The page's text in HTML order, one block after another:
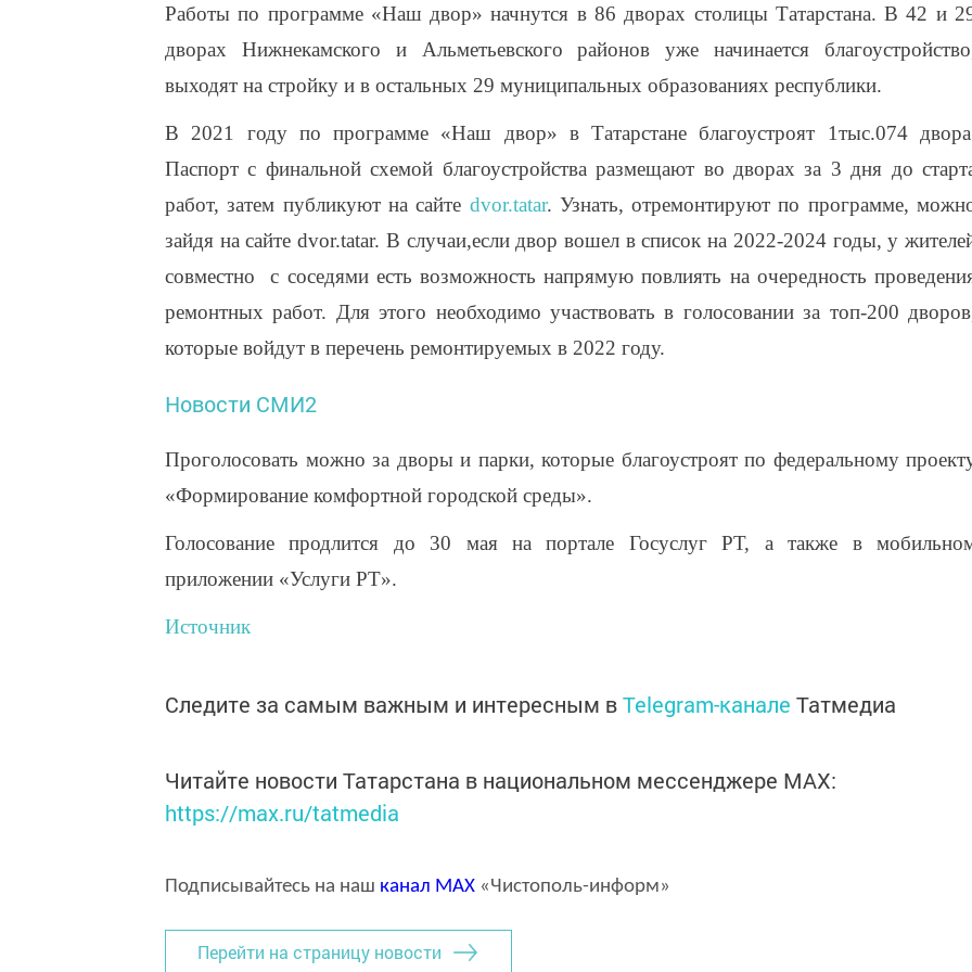
Работы по программе «Наш двор» начнутся в 86 дворах столицы Татарстана. В 42 и
дворах Нижнекамского и Альметьевского районов уже начинается
выходят на стройку и в остальных 29 муниципальных образованиях республики.
В 2021 году по программе «Наш двор» в Татарстане благоустроят 1тыс.074
Паспорт с финальной схемой благоустройства размещают во дворах за 3 дня до
работ, затем публикуют на сайте dvor.tatar. Узнать, отремонтируют по программе,
зайдя на сайте dvor.tatar. В случаи,если двор вошел в список на 2022-2024 годы, у
совместно с соседями есть возможность напрямую повлиять на очередность
ремонтных работ. Для этого необходимо участвовать в голосовании за топ-200
которые войдут в перечень ремонтируемых в 2022 году.
Новости СМИ2
Проголосовать можно за дворы и парки, которые благоустроят по федеральному
«Формирование комфортной городской среды».
Голосование продлится до 30 мая на портале Госуслуг РТ, а также в
приложении «Услуги РТ».
Источник
Следите за самым важным и интересным вTelegram-канале Татмедиа
Читайте новости Татарстана в национальном мессенджере MАХ:
https://max.ru/tatmedia
Подписывайтесь на наш канал MAX «Чистополь-информ»
Перейти на страницу новости